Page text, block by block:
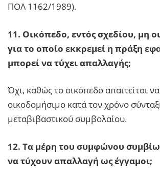
ΠΟΛ 1162/1989).
11. Οικόπεδο, εντός σχεδίου, μη
για το οποίο εκκρεμεί η πράξη
μπορεί να τύχει απαλλαγής;
Όχι, καθώς το οικόπεδο απαιτείται να
οικοδομήσιμο κατά τον χρόνο
μεταβιβαστικού συμβολαίου.
12. Τα μέρη του συμφώνου
να τύχουν απαλλαγή ως έγγαμοι;